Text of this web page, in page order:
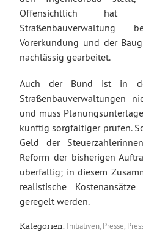
Offensichtlich hat
Vorerkundung und der
nachlässig gearbeitet.
Auch der Bund ist in
Straßenbauverwaltungen
und muss
künftig sorgfältiger prüfen.
Geld der
Reform der bisherigen
überfällig; in diesem
realistische
geregelt werden.
Kategorien: Initiativen, Presse,